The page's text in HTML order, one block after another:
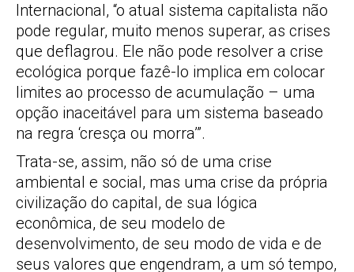
Internacional, “o atual sistema capitalista não
pode regular, muito menos superar, as crises
que deflagrou. Ele não pode resolver a crise
ecológica porque fazê-lo implica em colocar
limites ao processo de acumulação – uma
opção inaceitável para um sistema baseado
na regra ‘cresça ou morra’”.
Trata-se, assim, não só de uma crise
ambiental e social, mas uma crise da própria
civilização do capital, de sua lógica
econômica, de seu modelo de
desenvolvimento, de seu modo de vida e de
seus valores que engendram, a um só tempo,